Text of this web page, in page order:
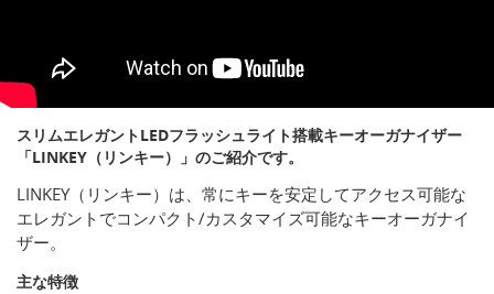
スリムエレガントLEDフラッシュライト搭載キーオーガナイザー
「LINKEY（リンキー）」のご紹介です。
LINKEY（リンキー）は、常にキーを安定してアクセス可能な
エレガントでコンパクト/カスタマイズ可能なキーオーガナイ
ザー。
主な特徴